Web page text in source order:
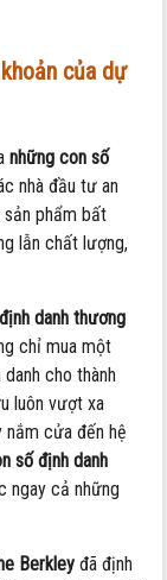
của dự
những con số
nhà đầu tư an
phẩm bất
lẫn chất lượng,
danh thương
chỉ mua một
cho thành
luôn vượt xa
cửa đến hệ
số định danh
ngay cả những
Berkley đã định